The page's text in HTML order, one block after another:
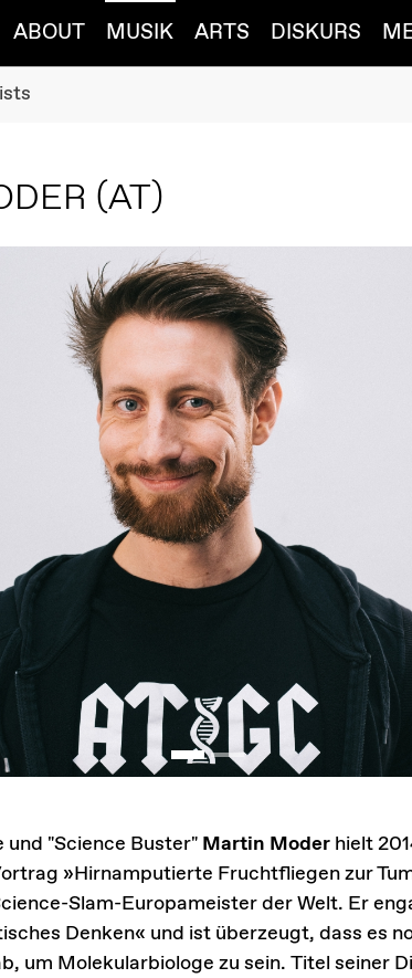
ABOUT MUSIK ARTS DISKURS
(AT)
"Science Buster" Martin Moder hielt
»Hirnamputierte Fruchtfliegen zur
Slam-Europameister der Welt. Er
Denken« und ist überzeugt, dass es
um Molekularbiologe zu sein. Titel seiner